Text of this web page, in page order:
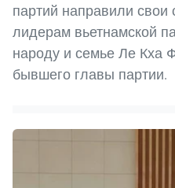
партий направили свои
лидерам вьетнамской
народу и семье Ле Кха
бывшего главы партии.